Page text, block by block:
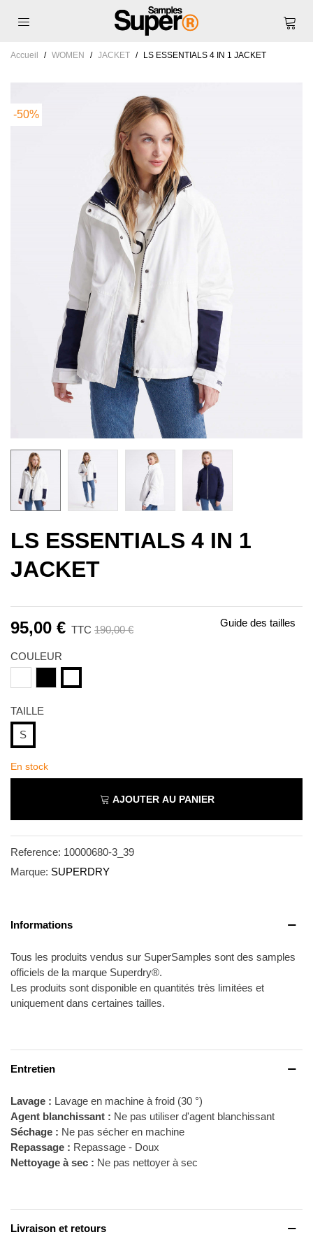
Accueil / WOMEN / JACKET / LS ESSENTIALS 4 IN 1 JACKET
-50%
LS ESSENTIALS 4 IN 1
JACKET
95,00 € TTC 190,00 €
Guide des tailles
COULEUR
TAILLE
S
En stock
AJOUTER AU PANIER
Reference: 10000680-3_39
Marque: SUPERDRY
Informations
Tous les produits vendus sur SuperSamples sont des samples
officiels de la marque Superdry®.
Les produits sont disponible en quantités très limitées et
uniquement dans certaines tailles.
Entretien
Lavage : Lavage en machine à froid (30 °)
Agent blanchissant : Ne pas utiliser d'agent blanchissant
Séchage : Ne pas sécher en machine
Repassage : Repassage - Doux
Nettoyage à sec : Ne pas nettoyer à sec
Livraison et retours